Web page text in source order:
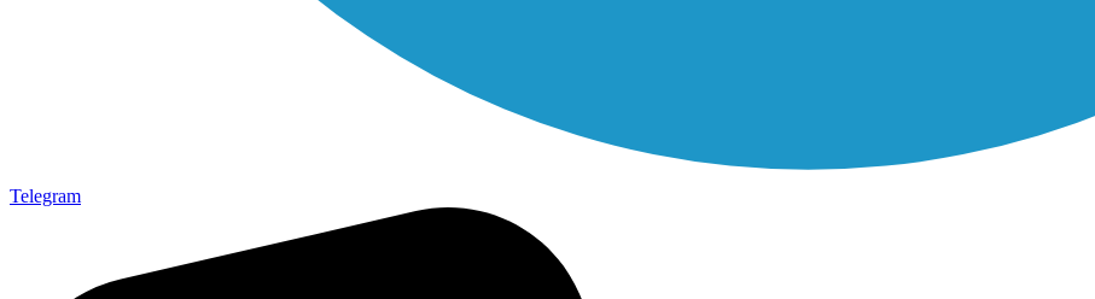
Telegram